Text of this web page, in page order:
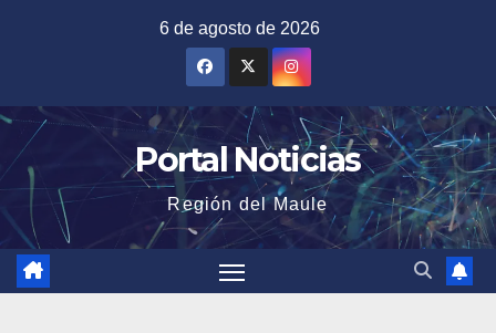
6 de agosto de 2026
Portal Noticias
Región del Maule